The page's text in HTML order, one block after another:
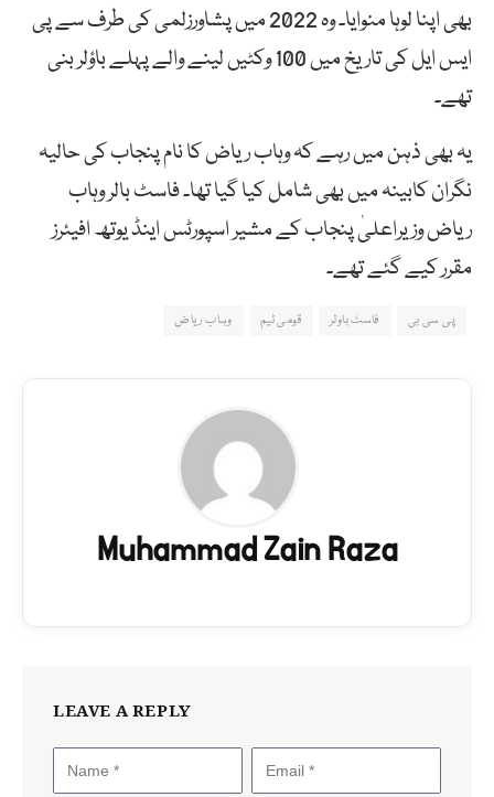
بھی اپنا لوہا منوایا۔ وہ 2022 میں پشاورزلمی کی طرف سے پی
ایس ایل کی تاریخ میں 100 وکٹیں لینے والے پہلے باؤلر بنی
تھے۔
یہ بھی ذہن میں رہے کہ وہاب ریاض کا نام پنجاب کی حالیہ
نگران کابینہ میں بھی شامل کیا گیا تھا۔ فاسٹ بالر وہاب
ریاض وزیراعلیٰ پنجاب کے مشیر اسپورٹس اینڈ یوتھ افیئرز
مقرر کیے گئے تھے۔
پی سی بی فاسٹ باولر قومی ٹیم وہاب ریاض
Muhammad Zain Raza
LEAVE A REPLY